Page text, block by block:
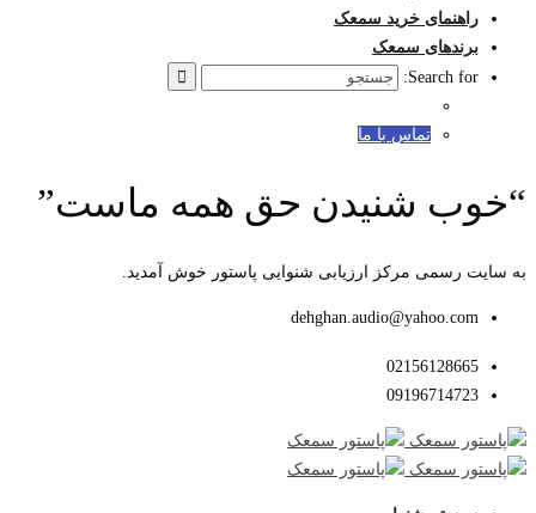
راهنمای خرید سمعک
برندهای سمعک
Search for:
تماس با ما
“خوب شنیدن حق همه ماست”
به سایت رسمی مرکز ارزیابی شنوایی پاستور خوش آمدید.
dehghan.audio@yahoo.com
02156128665
09196714723